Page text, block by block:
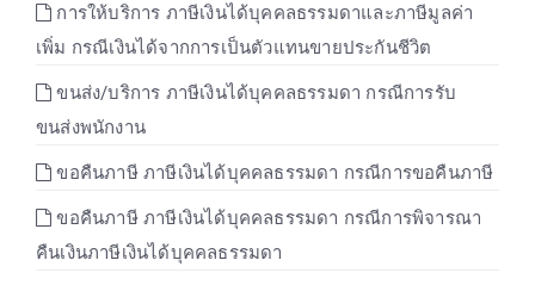
การให้บริการ ภาษีเงินได้บุคคลธรรมดาและภาษีมูลค่า
เพิ่ม กรณีเงินได้จากการเป็นตัวแทนขายประกันชีวิต
ขนส่ง/บริการ ภาษีเงินได้บุคคลธรรมดา กรณีการรับ
ขนส่งพนักงาน
ขอคืนภาษี ภาษีเงินได้บุคคลธรรมดา กรณีการขอคืนภาษี
ขอคืนภาษี ภาษีเงินได้บุคคลธรรมดา กรณีการพิจารณา
คืนเงินภาษีเงินได้บุคคลธรรมดา